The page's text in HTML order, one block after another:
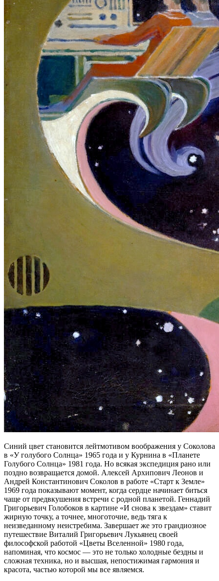
Синий цвет становится лейтмотивом воображения у Соколова
в «У голубого Солнца» 1965 года и у Курнина в «Планете
Голубого Солнца» 1981 года. Но всякая экспедиция рано или
поздно возвращается домой. Алексей Архипович Леонов и
Андрей Константинович Соколов в работе «Старт к Земле»
1969 года показывают момент, когда сердце начинает биться
чаще от предвкушения встречи с родной планетой. Геннадий
Григорьевич Голобоков в картине «И снова к звездам» ставит
жирную точку, а точнее, многоточие, ведь тяга к
неизведанному неистребима. Завершает же это грандиозное
путешествие Виталий Григорьевич Лукьянец своей
философской работой «Цветы Вселенной» 1980 года,
напоминая, что космос — это не только холодные бездны и
сложная техника, но и высшая, непостижимая гармония и
красота, частью которой мы все являемся.